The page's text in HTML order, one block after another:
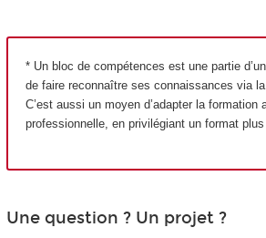
* Un bloc de compétences est une partie
de faire reconnaître ses connaissances via
C’est aussi un moyen d’adapter la formation
professionnelle, en privilégiant un format plus
Une question ? Un projet ?